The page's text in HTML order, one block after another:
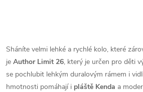
Sháníte velmi lehké a rychlé kolo, které
je Author Limit 26, který je určen pro děti
se pochlubit lehkým duralovým rámem i
hmotnosti pomáhají i pláště Kenda a